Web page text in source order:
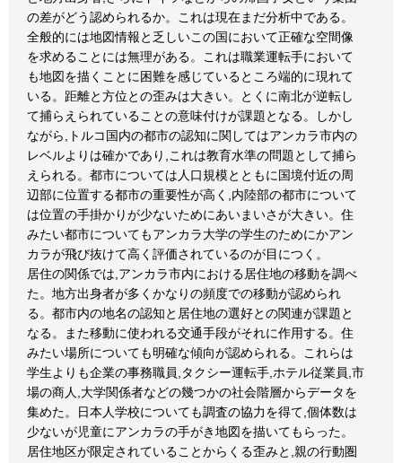
の差がどう認められるか。これは現在まだ分析中である。
全般的には地図情報と乏しいこの国において正確な空間像
を求めることには無理がある。これは職業運転手において
も地図を描くことに困難を感じているところ端的に現れて
いる。距離と方位との歪みは大きい。とくに南北が逆転し
て捕らえられていることの意味付けが課題となる。しかし
ながら,トルコ国内の都市の認知に関してはアンカラ市内の
レベルよりは確かであり,これは教育水準の問題として捕ら
えられる。都市については人口規模とともに国境付近の周
辺部に位置する都市の重要性が高く,内陸部の都市について
は位置の手掛かりが少ないためにあいまいさが大きい。住
みたい都市についてもアンカラ大学の学生のためにかアン
カラが飛び抜けて高く評価されているのが目につく。
居住の関係では,アンカラ市内における居住地の移動を調べ
た。地方出身者が多くかなりの頻度での移動が認められ
る。都市内の地名の認知と居住地の選好との関連が課題と
なる。また移動に使われる交通手段がそれに作用する。住
みたい場所についても明確な傾向が認められる。これらは
学生よりも企業の事務職員,タクシー運転手,ホテル従業員,市
場の商人,大学関係者などの幾つかの社会階層からデータを
集めた。日本人学校についても調査の協力を得て,個体数は
少ないが児童にアンカラの手がき地図を描いてもらった。
居住地区が限定されていることからくる歪みと,親の行動圏